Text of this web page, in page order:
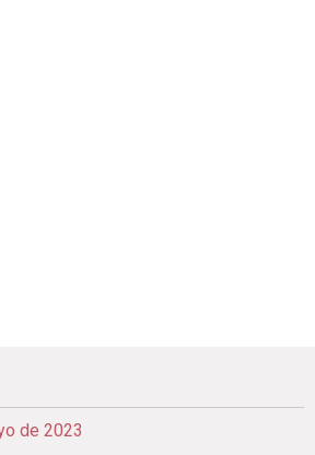
de 2023